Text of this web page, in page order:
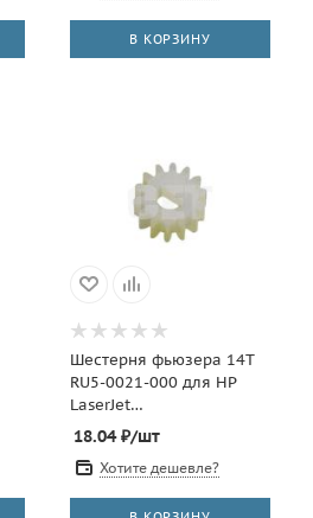
В КОРЗИНУ
Шестерня фьюзера 14T
RU5-0021-000 для HP
LaserJet
4200/4300/4250/4350
(CET), CET1234
18.04₽/шт
Хотите дешевле?